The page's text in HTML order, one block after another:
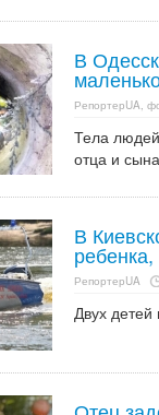
В
РепортерUA,
Тела
отца и
В
РепортерUA
Двух